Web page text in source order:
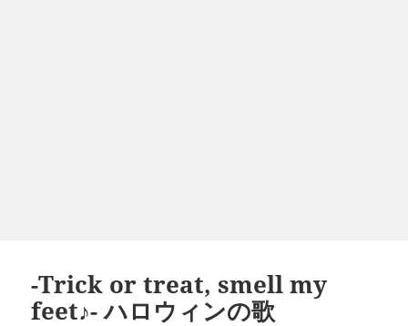
-Trick or treat, smell my
feet♪- ハロウィンの歌